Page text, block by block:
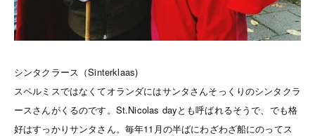
シンタクラース（Sinterklaas)
スペルミスではなくてオランダにはサンタさんそっくりのシンタクラ
ースさんがくるのです。St.Nicolas dayとも呼ばれるそうで、でも格
好はすっかりサンタさん。毎年11月の半ばにわざわざ船にのってス